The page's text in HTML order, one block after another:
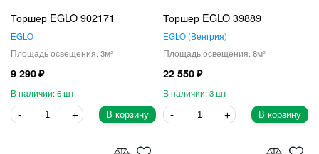
Торшер EGLO 902171
EGLO
3
9 290
6
В корзину
Торшер EGLO 39889
EGLO Венгрия
8
22 550
3
В корзину